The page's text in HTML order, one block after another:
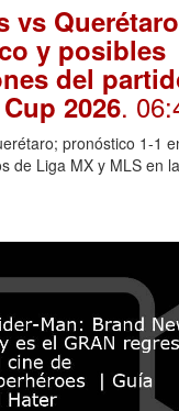
vs
y posibles
del
2026.
pronóstico 1-1
de Liga MX y MLS en